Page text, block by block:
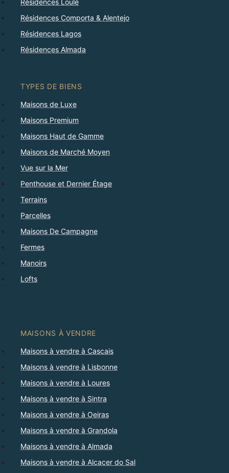
Résidences Loulé
Résidences Comporta & Alentejo
Résidences Lagos
Résidences Almada
TYPES DE BIENS
Maisons de Luxe
Maisons Premium
Maisons Haut de Gamme
Maisons de Marché Moyen
Vue sur la Mer
Penthouse et Dernier Étage
Terrains
Parcelles
Maisons De Campagne
Fermes
Manoirs
Lofts
MAISONS À VENDRE
Maisons à vendre à Cascais
Maisons à vendre à Lisbonne
Maisons à vendre à Loures
Maisons à vendre à Sintra
Maisons à vendre à Oeiras
Maisons à vendre à Grandola
Maisons à vendre à Almada
Maisons à vendre à Alcacer do Sal